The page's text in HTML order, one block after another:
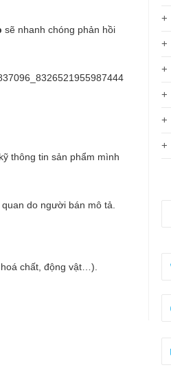
sẽ nhanh chóng phản hồi
thông tin sản phẩm mình
do người bán mô tả.
chất, động vật…).